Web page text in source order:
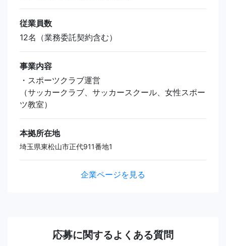
従業員数
12名（業務委託契約含む）
事業内容
・スポーツクラブ運営
（サッカークラブ、サッカースクール、女性スポー
ツ教室）
本拠所在地
埼玉県東松山市正代911番地1
企業ページを見る
応募に関するよくある質問